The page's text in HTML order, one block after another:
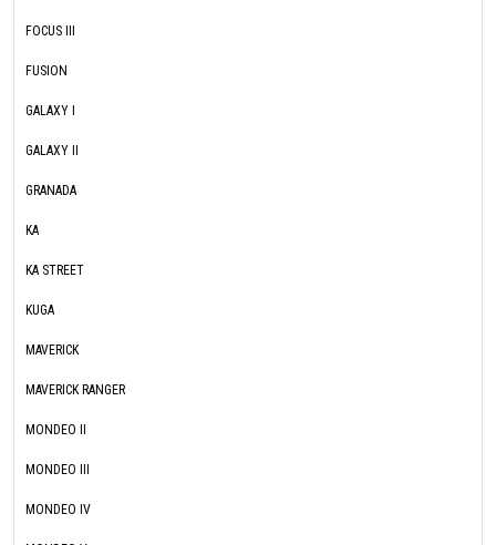
FOCUS III
FUSION
GALAXY I
GALAXY II
GRANADA
KA
KA STREET
KUGA
MAVERICK
MAVERICK RANGER
MONDEO II
MONDEO III
MONDEO IV